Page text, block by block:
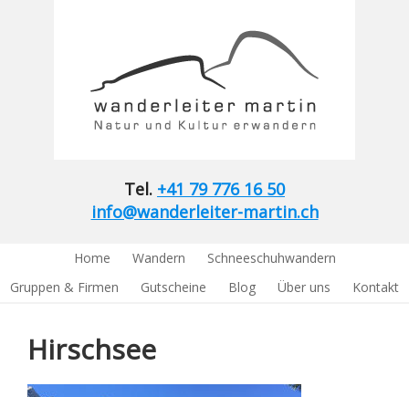
Tel. +41 79 776 16 50
info@wanderleiter-martin.ch
Home Wandern
Schneeschuhwandern
Gruppen & Firmen
Gutscheine Blog Über uns Kontakt
Hirschsee